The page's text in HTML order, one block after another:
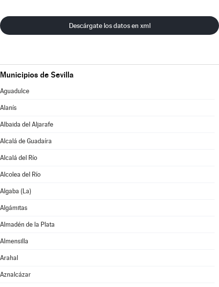
Descárgate los datos en xml
Municipios de Sevilla
Aguadulce
Alanís
Albaida del Aljarafe
Alcalá de Guadaíra
Alcalá del Río
Alcolea del Río
Algaba (La)
Algámitas
Almadén de la Plata
Almensilla
Arahal
Aznalcázar